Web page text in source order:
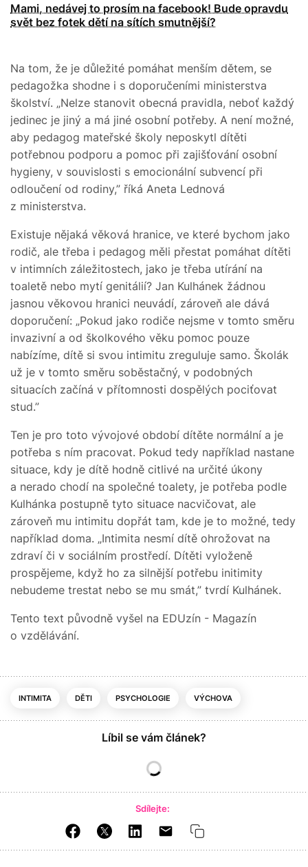
Mami, nedávej to prosím na facebook! Bude opravdu
svět bez fotek dětí na sítích smutnější?
Na tom, že je důležité pomáhat menším dětem, se
pedagožka shodne i s doporučeními ministerstva
školství. „Nelze stanovit obecná pravidla, neboť každý
jedinec je jiný a má jiné osobní potřeby. A není možné,
aby pedagog mateřské školy neposkytl dítěti
potřebnou podporu a pomoc při zajišťování osobní
hygieny, v souvislosti s emocionální subvencí při
odloučení od rodiny,” říká Aneta Lednová
z ministerstva.
Existuje nějaká věková hranice, ve které bychom jako
rodič, ale třeba i pedagog měli přestat pomáhat dítěti
v intimních záležitostech, jako je třeba utírání na
toaletě nebo mytí genitálií? Jan Kulhánek žádnou
jasnou věkovou hranici neuvádí, zároveň ale dává
doporučení: „Pokud jako rodiče nejsme v tomto směru
invazivní a od školkového věku pomoc pouze
nabízíme, dítě si svou intimitu zreguluje samo. Školák
už je v tomto směru soběstačný, v podobných
situacích začíná v přítomnosti dospělých pociťovat
stud.”
Ten je pro toto vývojové období dítěte normální a je
potřeba s ním pracovat. Pokud tedy například nastane
situace, kdy je dítě hodně citlivé na určité úkony
a nerado chodí na společné toalety, je potřeba podle
Kulhánka postupně tyto situace nacvičovat, ale
zároveň mu intimitu dopřát tam, kde je to možné, tedy
například doma. „Intimita nesmí dítě ohrožovat na
zdraví či v sociálním prostředí. Dítěti vyloženě
prospějeme, když ho za silnější potřebu initimity
nebudeme trestat nebo se mu smát,” tvrdí Kulhánek.
Tento text původně vyšel na EDUzín - Magazín
o vzdělávání.
INTIMITA DĚTI PSYCHOLOGIE VÝCHOVA
Líbil se vám článek?
Sdílejte: